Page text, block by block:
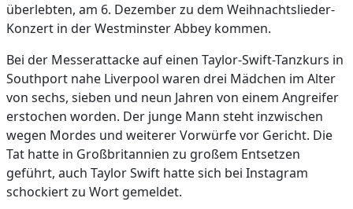
überlebten, am 6. Dezember zu dem Weihnachtslieder-
Konzert in der Westminster Abbey kommen.
Bei der Messerattacke auf einen Taylor-Swift-Tanzkurs in
Southport nahe Liverpool waren drei Mädchen im Alter
von sechs, sieben und neun Jahren von einem Angreifer
erstochen worden. Der junge Mann steht inzwischen
wegen Mordes und weiterer Vorwürfe vor Gericht. Die
Tat hatte in Großbritannien zu großem Entsetzen
geführt, auch Taylor Swift hatte sich bei Instagram
schockiert zu Wort gemeldet.